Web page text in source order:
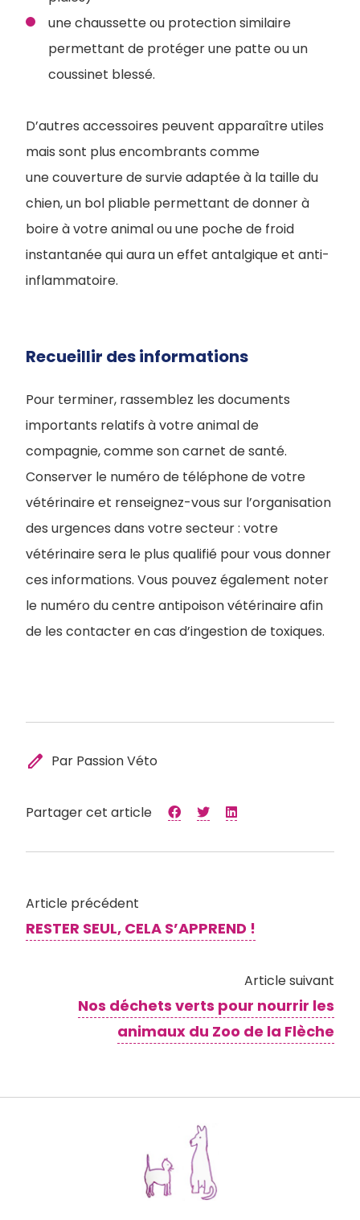
une chaussette ou protection similaire
permettant de protéger une patte ou un
coussinet blessé.
D’autres accessoires peuvent apparaître utiles
mais sont plus encombrants comme
une couverture de survie adaptée à la taille du
chien, un bol pliable permettant de donner à
boire à votre animal ou une poche de froid
instantanée qui aura un effet antalgique et anti-
inflammatoire.
Recueillir des informations
Pour terminer, rassemblez les documents
importants relatifs à votre animal de
compagnie, comme son carnet de santé.
Conserver le numéro de téléphone de votre
vétérinaire et renseignez-vous sur l’organisation
des urgences dans votre secteur : votre
vétérinaire sera le plus qualifié pour vous donner
ces informations. Vous pouvez également noter
le numéro du centre antipoison vétérinaire afin
de les contacter en cas d’ingestion de toxiques.
edit Par Passion Véto
Partager cet article
Article précédent
RESTER SEUL, CELA S’APPREND !
Article suivant
Nos déchets verts pour nourrir les
animaux du Zoo de la Flèche